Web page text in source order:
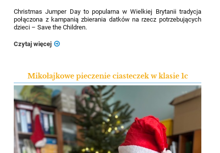
Christmas Jumper Day to popularna w Wielkiej Brytanii tradycja
połączona z kampanią zbierania datków na rzecz potrzebujących
dzieci –Save theChildren.
Czytaj więcej
Mikołajkowe pieczenie ciasteczek w klasie 1c